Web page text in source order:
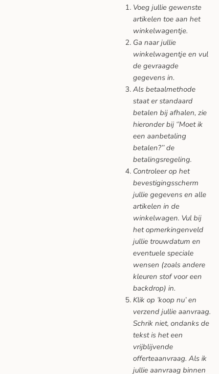
Voeg jullie gewenste
artikelen toe aan het
winkelwagentje.
Ga naar jullie
winkelwagentje en vul
de gevraagde
gegevens in.
Als betaalmethode
staat er standaard
betalen bij afhalen, zie
hieronder bij ‘’Moet ik
een aanbetaling
betalen?’’ de
betalingsregeling.
Controleer op het
bevestigingsscherm
jullie gegevens en alle
artikelen in de
winkelwagen. Vul bij
het opmerkingenveld
jullie trouwdatum en
eventuele speciale
wensen (zoals andere
kleuren stof voor een
backdrop) in.
Klik op ’koop nu’ en
verzend jullie aanvraag.
Schrik niet, ondanks de
tekst is het een
vrijblijvende
offerteaanvraag. Als ik
jullie aanvraag binnen